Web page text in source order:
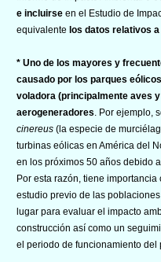
e incluirse en el Estudio de
equivalente los datos relativos
* Uno de los mayores y
causado por los parques
voladora (principalmente aves
aerogeneradores . Por ejemplo,
cinereus (la especie de
turbinas eólicas en América del
en los próximos 50 años debido
Por esta razón, tiene
estudio previo de las
lugar para evaluar el impacto
construcción así como un
el periodo de funcionamiento del